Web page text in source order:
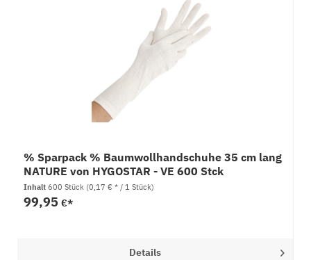
% Sparpack % Baumwollhandschuhe 35 cm lang
NATURE von HYGOSTAR - VE 600 Stck
Inhalt600 Stück (0,17 € * / 1 Stück)
99,95€*
Details